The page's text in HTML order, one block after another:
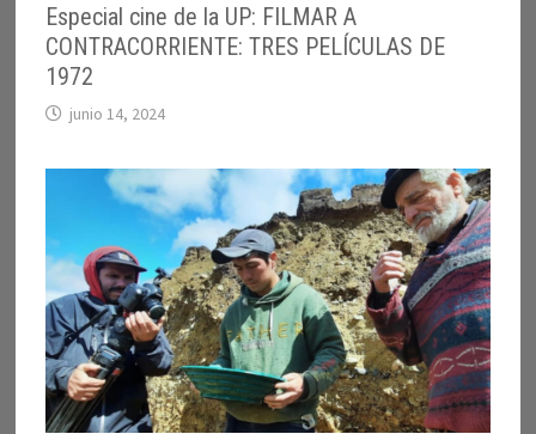
Especial cine de la UP: FILMAR A
CONTRACORRIENTE: TRES PELÍCULAS DE
1972
junio 14, 2024